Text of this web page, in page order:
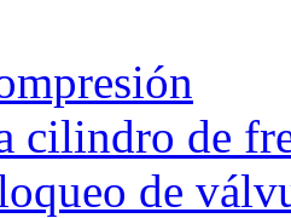
cilindro de
de